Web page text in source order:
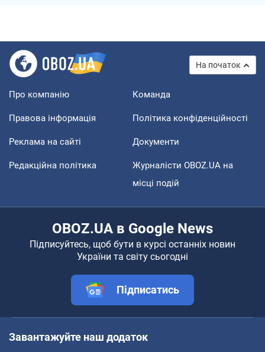
На початок
Про компанію Команда
Правова інформація Політика конфіденційності
Реклама на сайті Документи
Редакційна політика
Журналісти OBOZ.UA на
місці подій
OBOZ.UA в Google News
Підписуйтесь, щоб бути в курсі останніх новин
України та світу сьогодні
Підписатись
Завантажуйте наш додаток